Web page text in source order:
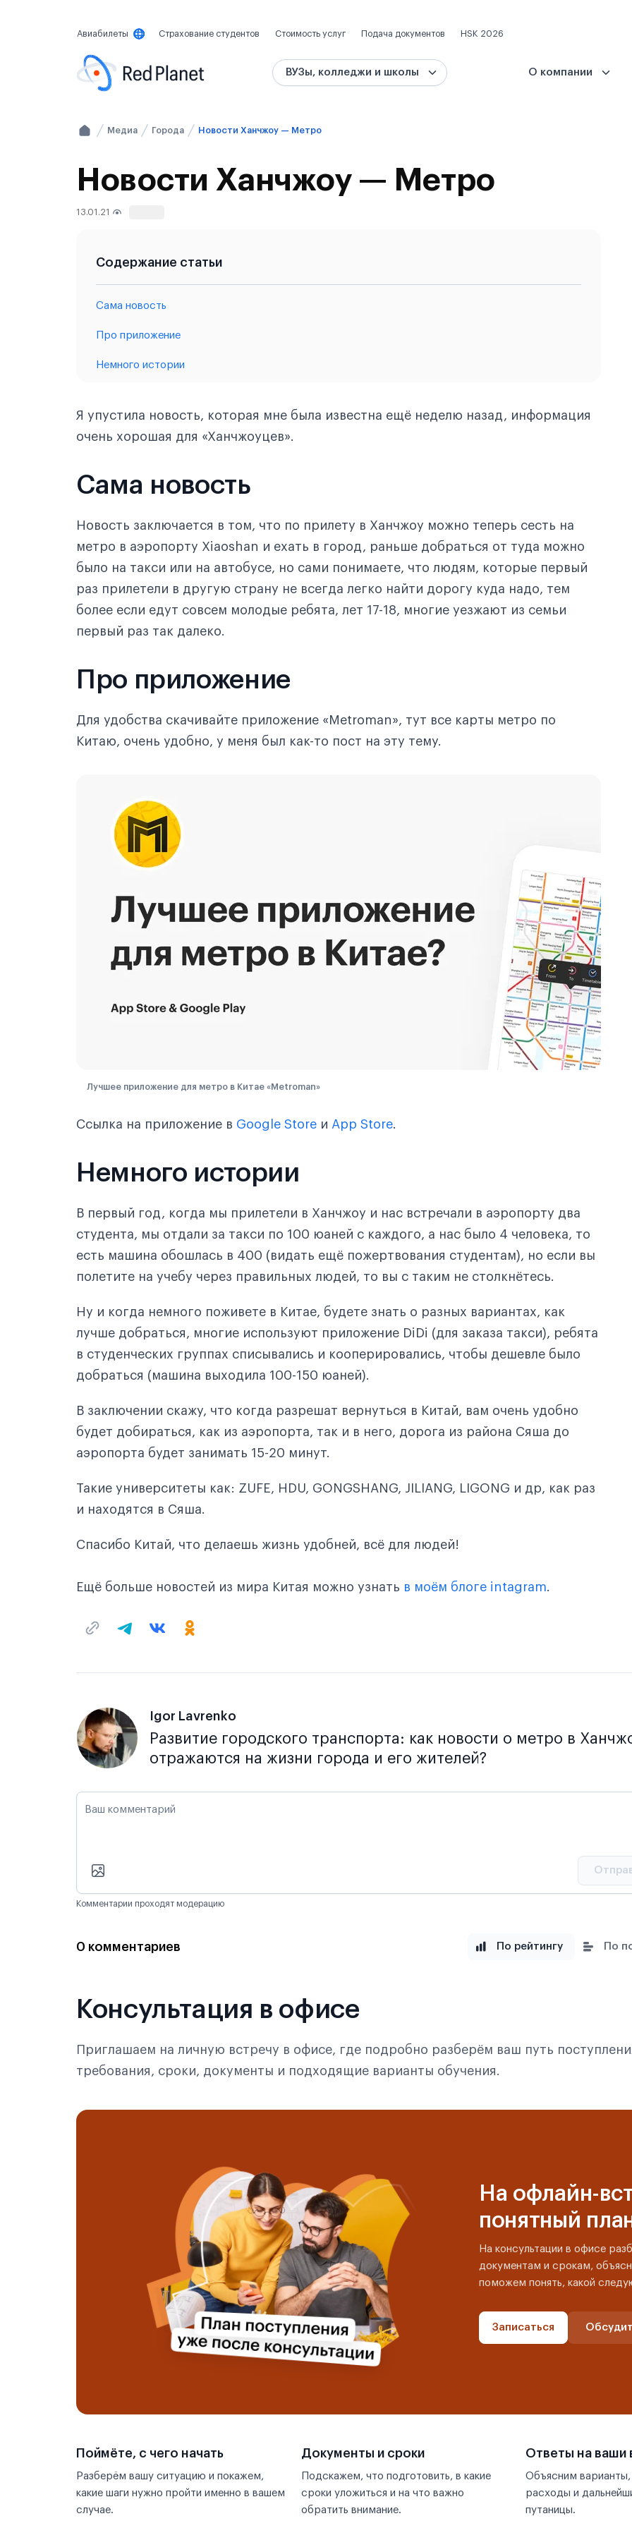
Авиабилеты Страхование студентов Стоимость услуг Подача документов HSK 2026
ВУЗы, колледжи и школы О компании
Медиа Города Новости Ханчжоу — Метро
Новости Ханчжоу — Метро
13.01.21
Содержание статьи
Сама новость
Про приложение
Немного истории
Я упустила новость, которая мне была известна ещё неделю назад, информация
очень хорошая для «Ханчжоуцев».
Сама новость
Новость заключается в том, что по прилету в Ханчжоу можно теперь сесть на
метро в аэропорту Xiaoshan и ехать в город, раньше добраться от туда можно
было на такси или на автобусе, но сами понимаете, что людям, которые первый
раз прилетели в другую страну не всегда легко найти дорогу куда надо, тем
более если едут совсем молодые ребята, лет 17-18, многие уезжают из семьи
первый раз так далеко.
Про приложение
Для удобства скачивайте приложение «Metroman», тут все карты метро по
Китаю, очень удобно, у меня был как-то пост на эту тему.
Лучшее приложение для метро в Китае «Metroman»
Ссылка на приложение в Google Store и App Store.
Немного истории
В первый год, когда мы прилетели в Ханчжоу и нас встречали в аэропорту два
студента, мы отдали за такси по 100 юаней с каждого, а нас было 4 человека, то
есть машина обошлась в 400 (видать ещё пожертвования студентам), но если вы
полетите на учебу через правильных людей, то вы с таким не столкнётесь.
Ну и когда немного поживете в Китае, будете знать о разных вариантах, как
лучше добраться, многие используют приложение DiDi (для заказа такси), ребята
в студенческих группах списывались и кооперировались, чтобы дешевле было
добраться (машина выходила 100-150 юаней).
В заключении скажу, что когда разрешат вернуться в Китай, вам очень удобно
будет добираться, как из аэропорта, так и в него, дорога из района Сяша до
аэропорта будет занимать 15-20 минут.
Такие университеты как: ZUFE, HDU, GONGSHANG, JILIANG, LIGONG и др, как раз
и находятся в Сяша.
Спасибо Китай, что делаешь жизнь удобней, всё для людей!
Ещё больше новостей из мира Китая можно узнать в моём блоге intagram.
Igor Lavrenko
Развитие городского транспорта: как новости о метро в
отражаются на жизни города и его жителей?
Ваш комментарий
Комментарии проходят модерацию
0 комментариев По рейтингу По
Консультация в офисе
Приглашаем на личную встречу в офисе, где подробно разберём ваш путь
требования, сроки, документы и подходящие варианты обучения.
На офлайн-
понятный
На консультации в офисе
документам и срокам,
поможем понять, какой
Записаться
Поймёте, с чего начать
Разберём вашу ситуацию и покажем,
какие шаги нужно пройти именно в вашем
случае.
Документы и сроки
Подскажем, что подготовить, в какие
сроки уложиться и на что важно
обратить внимание.
Ответы на ваши
Объясним
расходы и
путаницы.